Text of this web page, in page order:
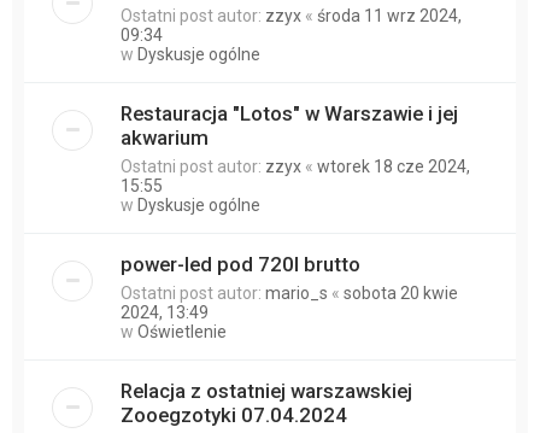
Ostatni post autor: zzyx « środa 11 wrz 2024,
09:34
w Dyskusje ogólne
Restauracja "Lotos" w Warszawie i jej
akwarium
Ostatni post autor: zzyx « wtorek 18 cze 2024,
15:55
w Dyskusje ogólne
power-led pod 720l brutto
Ostatni post autor: mario_s « sobota 20 kwie
2024, 13:49
w Oświetlenie
Relacja z ostatniej warszawskiej
Zooegzotyki 07.04.2024